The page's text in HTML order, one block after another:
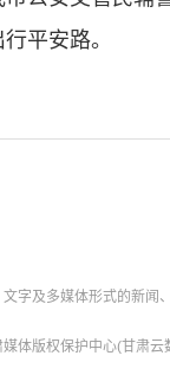
平安路。
字及多媒体形式的新闻
体版权保护中心(甘肃